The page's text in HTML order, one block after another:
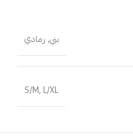
بني, رمادي
S/M, L/XL